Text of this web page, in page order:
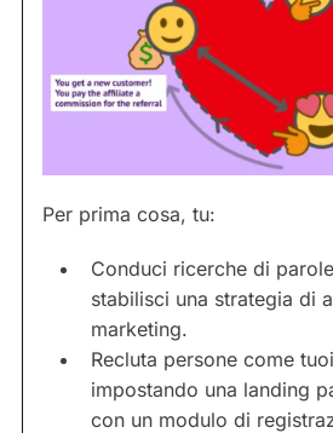
Per prima cosa, tu:
Conduci ricerche di
stabilisci una strategia di
marketing.
Recluta persone come
impostando una landing
con un modulo di